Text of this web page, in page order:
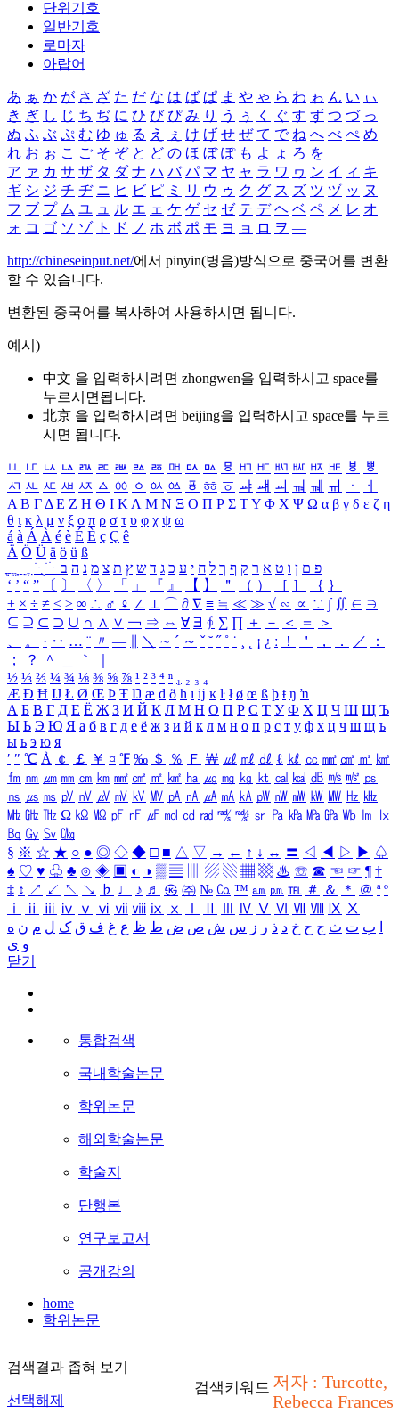
단위기호
일반기호
로마자
아랍어
あ ぁ か が さ ざ た だ な は ば ぱ ま や ゃ ら わ ゎ ん い ぃ
き ぎ し じ ち ぢ に ひ び ぴ み り う ぅ く ぐ す ず つ づ っ
ぬ ふ ぶ ぷ む ゆ ゅ る え ぇ け げ せ ぜ て で ね へ べ ぺ め
れ お ぉ こ ご そ ぞ と ど の ほ ぼ ぽ も よ ょ ろ を
ア ァ カ サ ザ タ ダ ナ ハ バ パ マ ヤ ャ ラ ワ ヮ ン イ ィ キ
ギ シ ジ チ ヂ ニ ヒ ビ ピ ミ リ ウ ゥ ク グ ス ズ ツ ヅ ッ ヌ
フ ブ プ ム ユ ュ ル エ ェ ケ ゲ セ ゼ テ デ ヘ ベ ペ メ レ オ
ォ コ ゴ ソ ゾ ト ド ノ ホ ボ ポ モ ヨ ョ ロ ヲ ―
http://chineseinput.net/에서 pinyin(병음)방식으로 중국어를 변환
할 수 있습니다.
변환된 중국어를 복사하여 사용하시면 됩니다.
예시)
中文 을 입력하시려면 zhongwen을 입력하시고 space를
누르시면됩니다.
北京 을 입력하시려면 beijing을 입력하시고 space를 누르
시면 됩니다.
ㅥ ㅦ ㅧ ㅨ ㅩ ㅪ ㅫ ㅬ ㅭ ㅮ ㅯ ㅰ ㅱ ㅲ ㅳ ㅴ ㅵ ㅶ ㅷ ㅸ
ㅹ
ㅺ ㅻ ㅼ ㅽ ㅾ ㅿ ㆀ ㆁ ㆂ ㆃ ㆄ ㆅ ㆆ ㆇ ㆈ ㆉ ㆊ ㆋ ㆌ ㆍ
ㆎ
Α Β ΓΔ Ε Ζ Η Θ Ι ΚΛ Μ Ν Ξ Ο Π Ρ Σ ΤΥ Φ Χ Ψ Ω α β γ δ ε ζ η
θ ι κ λ μ ν ξ ο π ρ σ τ υ φ χ ψ ω
á à Á À é è É È ç Ç ê
Ä Ö Ü ä ö ü ß
ִֶֹ ֻּ ׁׂ פ ם ן ו ט א ר ק ף ך ל ח י ע כ ג ד ש ץ ת צ מ נ ה ב
‘ ’ “ ” 〔 〕 〈 〉 「 」 『 』 【 】 ＂ （ ） ［ ］ ｛ ｝
± × ÷ ≠ ≤ ≥ ∞ ∴ ♂ ♀ ∠ ⊥ ⌒ ∂ ∇ ≡ ≒ ≪ ≫ √ ∽ ∝ ∵ ∫ ∬ ∈ ∋
⊆ ⊇ ⊂ ⊃ ∪ ∩ ∧ ∨ ￢ ⇒ ⇔ ∀ ∃ ∮ ∑ ∏ ＋ － ＜ ＝
＞
、
。 · ‥ … ¨ 〃 ― ＼ ∼ ´ ～ ˇ ˘ ˝ ˚ ˙ ¸ ¡ ¿ ː ！ ＇ ， ． ／
：
；
？ ＾ ｀
½ ⅓ ⅔ ¼ ¾ ⅛ ⅜ ⅝ ⅞ ¹ ² ³ ⁴ ⁿ ₁ ₂ ₃ ₄
Æ Ð Ħ Ĳ Ł Ø Œ Þ Ŧ Ŋ æ đ ð ħ ı ĳ ĸ ŀ ł ø œ ß þ ŧ ŋ ŉ
А Б В Г Д Е Ё Ж З И Й К Л М Н О П Р С Т У Ф Х Ц Ч Ш Щ Ъ
Ы Ь Э Ю Я а б в г д е ё ж з и й к л м н о п р с т у ф х ц ч ш щ ъ
ы ь э ю я
′ ″ ℃ Å ￠ ￡ ￥ ¤ ℉ ‰ ＄ ％ Ｆ ￦ ㎕ ㎖ ㎗ ℓ ㎘ ㏄ ㎣ ㎤ ㎥ ㎦
㎙ ㎚ ㎛ ㎜ ㎝ ㎞ ㎟ ㎠ ㎡ ㎢ ㏊ ㎍ ㎎ ㎏ ㏏ ㎈ ㎉ ㏈ ㎧ ㎨ ㎰
㎱ ㎲ ㎳ ㎴ ㎵ ㎶ ㎷ ㎸ ㎹ ㎀ ㎁ ㎂ ㎃ ㎄ ㎺ ㎻ ㎽ ㎾ ㎿ ㎐ ㎑
㎒ ㎓ ㎔ Ω ㏀ ㏁ ㎊ ㎋ ㎌ ㏖ ㏅ ㎭ ㎮ ㎯ ㏛ ㎩ ㎪ ㎫ ㎬ ㏝ ㏐
㏓
㏃ ㏉ ㏜ ㏆
§ ※ ☆ ★ ○ ● ◎ ◇ ◆ □ ■ △ ▽ → ← ↑ ↓ ↔ 〓 ◁ ◀ ▷ ▶ ♤
♠ ♡ ♥ ♧ ♣ ⊙ ◈ ▣ ◐ ◑ ▒ ▤ ▨ ▧ ▦ ▩ ♨ ☏ ☎ ☜ ☞ ¶ †
‡ ↕ ↗ ↙ ↖ ↘ ♭ ♩ ♪ ♬ ㉿ ㈜ № ㏇ ™ ㏂ ㏘ ℡ ＃ ＆ ＊ ＠ ª º
ⅰ
ⅱ ⅲ ⅳ ⅴ ⅵ ⅶ ⅷ ⅸ ⅹ Ⅳ Ⅴ Ⅵ Ⅶ Ⅷ Ⅸ Ⅹ
ب ت ث ج ح خ د ذ ر ز س ش ص ض ط ظ ع غ ف ق ک ل م ن ه
و ی
닫기
통합검색
국내학술논문
학위논문
해외학술논문
학술지
단행본
연구보고서
공개강의
home
학위논문
검색결과 좁혀 보기
선택해제
검색키워드 저자 : Turcotte,
Rebecca Frances